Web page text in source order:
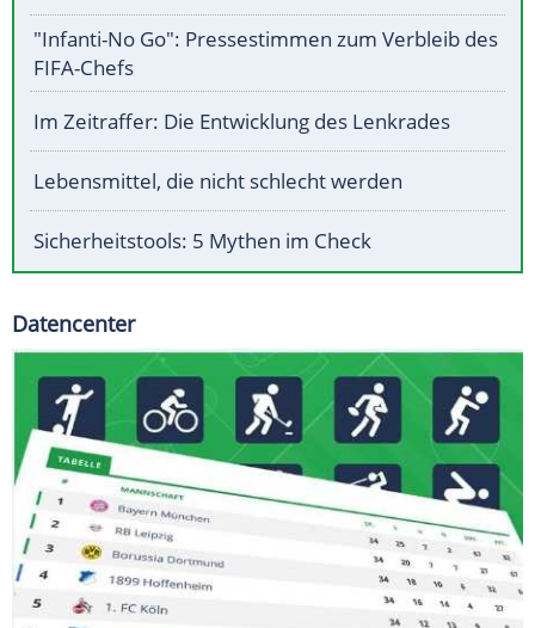
"Infanti-No Go": Pressestimmen zum Verbleib des
FIFA-Chefs
Im Zeitraffer: Die Entwicklung des Lenkrades
Lebensmittel, die nicht schlecht werden
Sicherheitstools: 5 Mythen im Check
Datencenter